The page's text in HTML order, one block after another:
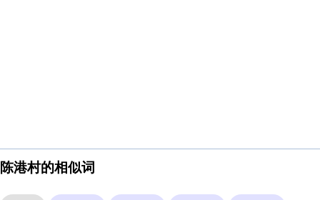
陈港村的相似词